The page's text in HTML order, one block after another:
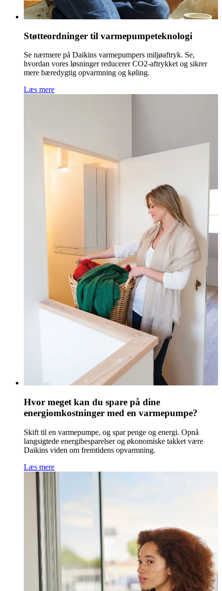
Støtteordninger til varmepumpeteknologi
Se nærmere på Daikins varmepumpers miljøaftryk. Se,
hvordan vores løsninger reducerer CO2-aftrykket og sikrer
mere bæredygtig opvarmning og køling.
Læs mere
Hvor meget kan du spare på dine
energiomkostninger med en varmepumpe?
Skift til en varmepumpe, og spar penge og energi. Opnå
langsigtede energibesparelser og økonomiske takket være
Daikins viden om fremtidens opvarmning.
Læs mere